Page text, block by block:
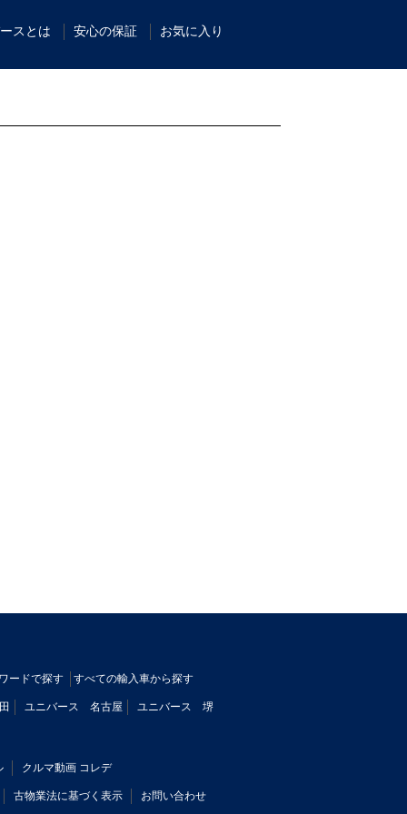
スとは 安心の保証 お気に入り
ードで探す すべての輸入車から探す
ユニバース 名古屋 ユニバース 堺
クルマ動画 コレデ
古物業法に基づく表示 お問い合わせ